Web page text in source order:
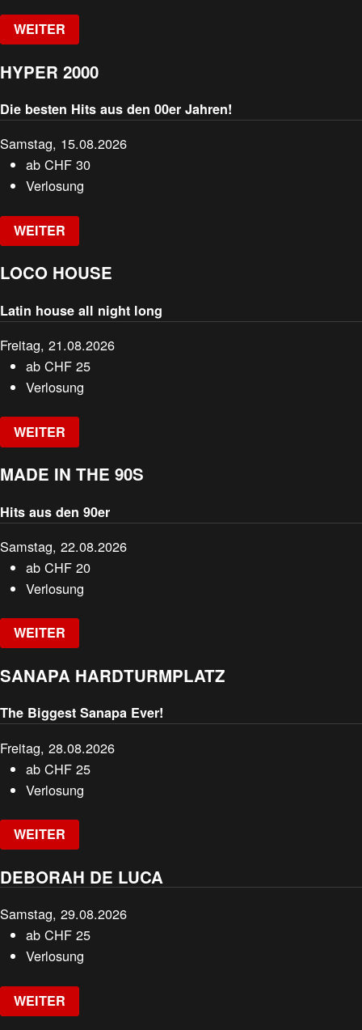
WEITER
HYPER 2000
Die besten Hits aus den 00er Jahren!
Samstag, 15.08.2026
abCHF 30
Verlosung
WEITER
LOCO HOUSE
Latin house all night long
Freitag, 21.08.2026
abCHF 25
Verlosung
WEITER
MADE IN THE 90S
Hits aus den 90er
Samstag, 22.08.2026
abCHF 20
Verlosung
WEITER
SANAPA HARDTURMPLATZ
The Biggest Sanapa Ever!
Freitag, 28.08.2026
abCHF 25
Verlosung
WEITER
DEBORAH DE LUCA
Samstag, 29.08.2026
abCHF 25
Verlosung
WEITER